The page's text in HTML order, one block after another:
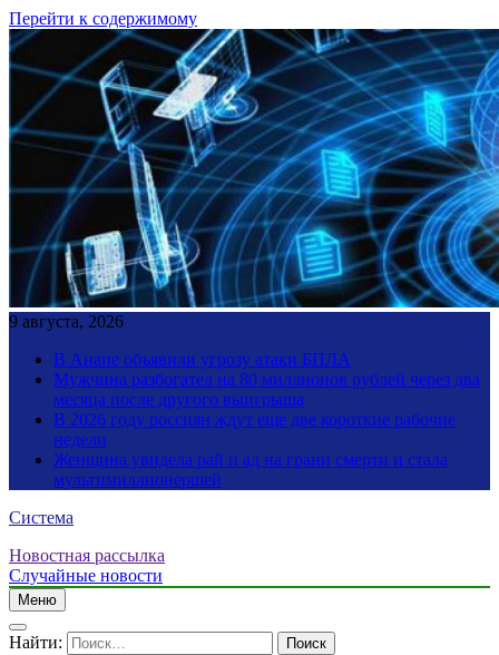
Перейти к содержимому
9 августа, 2026
В Анапе объявили угрозу атаки БПЛА
Мужчина разбогател на 80 миллионов рублей через два
месяца после другого выигрыша
В 2026 году россиян ждут еще две короткие рабочие
недели
Женщина увидела рай и ад на грани смерти и стала
мультимиллионершей
Система
Новостная рассылка
Случайные новости
Меню
Найти: